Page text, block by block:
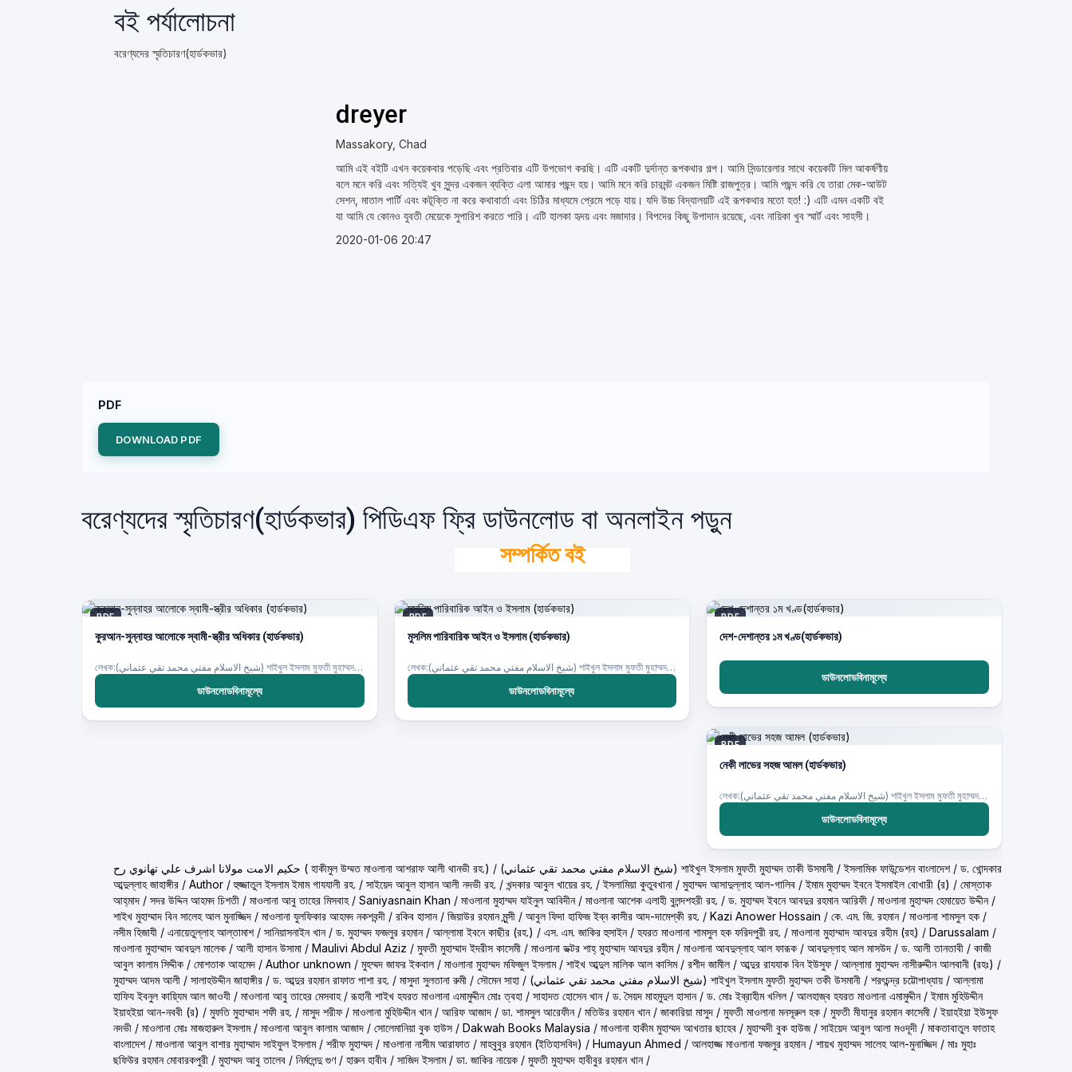
বই পর্যালোচনা
বরেণ্যদের স্মৃতিচারণ(হার্ডকভার)
dreyer
Massakory, Chad
আমি এই বইটি এখন কয়েকবার পড়েছি এবং প্রতিবার এটি উপভোগ করছি। এটি একটি দুর্দান্ত রূপকথার গল্প। আমি সিন্ডারেলার সাথে কয়েকটি মিল আকর্ষণীয়
বলে মনে করি এবং সত্যিই খুব সুন্দর একজন ব্যক্তি এলা আমার পছন্দ হয়। আমি মনে করি চারমন্ট একজন মিষ্টি রাজপুত্র। আমি পছন্দ করি যে তারা মেক-আউট
সেশন, মাতাল পার্টি এবং কটূক্তি না করে কথাবার্তা এবং চিঠির মাধ্যমে প্রেমে পড়ে যায়। যদি উচ্চ বিদ্যালয়টি এই রূপকথার মতো হত! :) এটি এমন একটি বই
যা আমি যে কোনও যুবতী মেয়েকে সুপারিশ করতে পারি। এটি হালকা হৃদয় এবং মজাদার। বিপদের কিছু উপাদান রয়েছে, এবং নায়িকা খুব স্মার্ট এবং সাহসী।
2020-01-06 20:47
PDF
DOWNLOAD PDF
বরেণ্যদের স্মৃতিচারণ(হার্ডকভার) পিডিএফ ফ্রি ডাউনলোড বা অনলাইন পড়ুন
সম্পর্কিত বই
PDF
কুরআন-সুন্নাহর আলোকে স্বামী-স্ত্রীর অধিকার (হার্ডকভার)
লেখক:(شيخ الاسلام مفتي محمد تقي عثماني) শাইখুল ইসলাম মুফতী মুহাম্মদ তাকী উসমানী
ডাউনলোডবিনামূল্যে
PDF
মুসলিম পারিবারিক আইন ও ইসলাম (হার্ডকভার)
লেখক:(شيخ الاسلام مفتي محمد تقي عثماني) শাইখুল ইসলাম মুফতী মুহাম্মদ তাকী উসমানী
ডাউনলোডবিনামূল্যে
PDF
দেশ-দেশান্তর ১ম খণ্ড(হার্ডকভার)
ডাউনলোডবিনামূল্যে
PDF
নেকী লাভের সহজ আমল (হার্ডকভার)
লেখক:(شيخ الاسلام مفتي محمد تقي عثماني) শাইখুল ইসলাম মুফতী মুহাম্মদ তাকী উসমানী
ডাউনলোডবিনামূল্যে
حكيم الامت مولانا اشرف علي تهانوي رح ( হাকীমুল উম্মত মাওলানা আশরাফ আলী থানভী রহ.) / (شيخ الاسلام مفتي محمد تقي عثماني) শাইখুল ইসলাম মুফতী মুহাম্মদ তাকী উসমানী /ইসলামিক ফাউন্ডেশন বাংলাদেশ/ ড. খোন্দকার
আব্দুল্লাহ জাহাঙ্গীর / Author /হুজ্জাতুল ইসলাম ইমাম গাযযালী রহ. / সাইয়েদ আবুল হাসান আলী নদভী রহ. / খন্দকার আবুল খায়ের রহ. /ইসলামিয়া কুতুবখানা / মুহাম্মদ আসাদুল্লাহ আল-গালিব /ইমাম মুহাম্মদ ইবনে ইসমাইল বোখারী (র) / মোস্তাক
আহ্‌মাদ / সদর উদ্দিন আহমদ চিশতী / মাওলানা আবু তাহের মিসবাহ/ Saniyasnain Khan / মাওলানা মুহাম্মদ যাইনুল আবিদীন/ মাওলানা আশেক এলাহী বুলন্দশহরী রহ. / ড. মুহাম্মদ ইবনে আবদুর রহমান আরিফী / মাওলানা মুহাম্মদ হেমায়েত উদ্দীন/
শাইখ মুহাম্মাদ বিন সালেহ আল মুনাজ্জিদ / মাওলানা যুলফিকার আহমদ নকশবন্দী / রকিব হাসান/ জিয়াউর রহমান মুন্সী / আবুল ফিদা হাফিজ ইব্‌ন কাসীর আদ-দামেশ্‌কী রহ. / Kazi Anower Hossain / কে. এম. জি. রহমান/ মাওলানা শামসুল হক /
নসীম হিজাযী / এনায়েতুল্লাহ আল্‌তামাশ/ সানিয়াসনাইন খান/ ড. মুহাম্মদ ফজলুর রহমান/ আল্লামা ইবনে কাছীর (রহ.) / এস. এম. জাকির হুসাইন/ হযরত মাওলানা শামসুল হক ফরিদপুরী রহ. / মাওলানা মুহাম্মাদ আবদুর রহীম (রহ) / Darussalam /
মাওলানা মুহাম্মাদ আবদুল মালেক / আলী হাসান উসামা / Maulivi Abdul Aziz / মুফতী মুহাম্মাদ ইদরীস কাসেমী / মাওলানা ডক্টর শাহ্‌ মুহাম্মাদ আবদুর রহীম/ মাওলানা আবদুল্লাহ আল ফারূক / আবদুল্লাহ আল মাসউদ / ড. আলী তানতাবী / কাজী
আবুল কালাম সিদ্দীক / মোশতাক আহমেদ / Author unknown / মুহম্মদ জাফর ইকবাল / মাওলানা মুহাম্মদ মফিজুল ইসলাম/ শাইখ আব্দুল মালিক আল কাসিম/ রশীদ জামীল / আব্দুর রাযযাক বিন ইউসুফ/ আল্লামা মুহাম্মদ নাসীরুদ্দীন আলবানী (রহঃ) /
মুহাম্মদ আদম আলী / সালাহউদ্দীন জাহাঙ্গীর / ড. আব্দুর রহমান রাফাত পাশা রহ. / মাসুদা সুলতানা রুমী / সৌমেন সাহা / (شيخ الاسلام مفتي محمد تقي عثماني) শাইখুল ইসলাম মুফতী মুহাম্মদ তকী উসমানী / শরৎচন্দ্র চট্টোপাধ্যায় / আল্লামা
হাফিয ইবনুল কায়্যিম আল জাওযী / মাওলানা আবু তাহের মেসবাহ/রূহানী শাইখ হযরত মাওলানা এমামুদ্দীন মোঃ ত্বহা / সাহাদত হোসেন খান/ ড. সৈয়দ মাহমুদুল হাসান/ ড. মোঃ ইব্রাহীম খলিল / আলহাজ্ব হযরত মাওলানা এমামুদ্দীন/ইমাম মুহিউদ্দীন
ইয়াহইয়া আন-নববী (র) / মুফতি মুহাম্মাদ শফী রহ. / মাসুদ শরীফ/ মাওলানা মুহিউদ্দীন খান/ আরিফ আজাদ / ডা. শামসুল আরেফীন/ মতিউর রহমান খান/ জাকারিয়া মাসুদ / মুফতী মাওলানা মনসূরুল হক / মুফতী মীযানুর রহমান কাসেমী /ইয়াহইয়া ইউসুফ
নদভী / মাওলানা মোঃ মাজহারুল ইসলাম/ মাওলানা আবুল কালাম আজাদ / সোলেমানিয়া বুক হাউস / Dakwah Books Malaysia / মাওলানা হাকীম মুহাম্মদ আখতার ছাহেব / মুহাম্মদী বুক হাউজ/ সাইয়েদ আবুল আলা মওদূদী / মাকতাবাতুল ফাতাহ
বাংলাদেশ/ মাওলানা আবুল বাশার মুহাম্মাদ সাইফুল ইসলাম/ শরীফ মুহাম্মদ / মাওলানা নাসীম আরাফাত/ মাহবুবুর রহমান (ইতিহাসবিদ) / Humayun Ahmed / আলহাজ্জ মাওলানা ফজলুর রহমান/ শায়খ মুহাম্মদ সালেহ আল-মুনাজ্জিদ / মাঃ মুহাঃ
ছফিউর রহমান মোবারকপুরী / মুহাম্মদ আবু তালেব / নির্মলেন্দু গুণ/ হারুন হাবীব / সাজিদ ইসলাম/ ডা. জাকির নায়েক / মুফতী মুহাম্মদ হাবীবুর রহমান খান/